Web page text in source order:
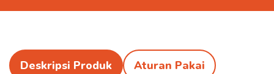
Deskripsi Produk Aturan Pakai